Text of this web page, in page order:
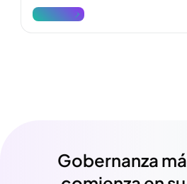
Ver más
Gobernanza